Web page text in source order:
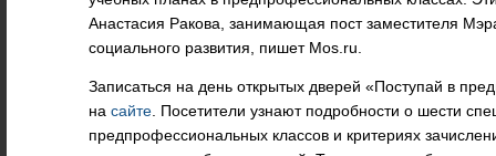
Анастасия Ракова, занимающая пост заместителя
социального развития, пишет Mos.ru.
Записаться на день открытых дверей «Поступай в
на сайте Посетители узнают подробности о шести
предпрофессиональных классов и критериях